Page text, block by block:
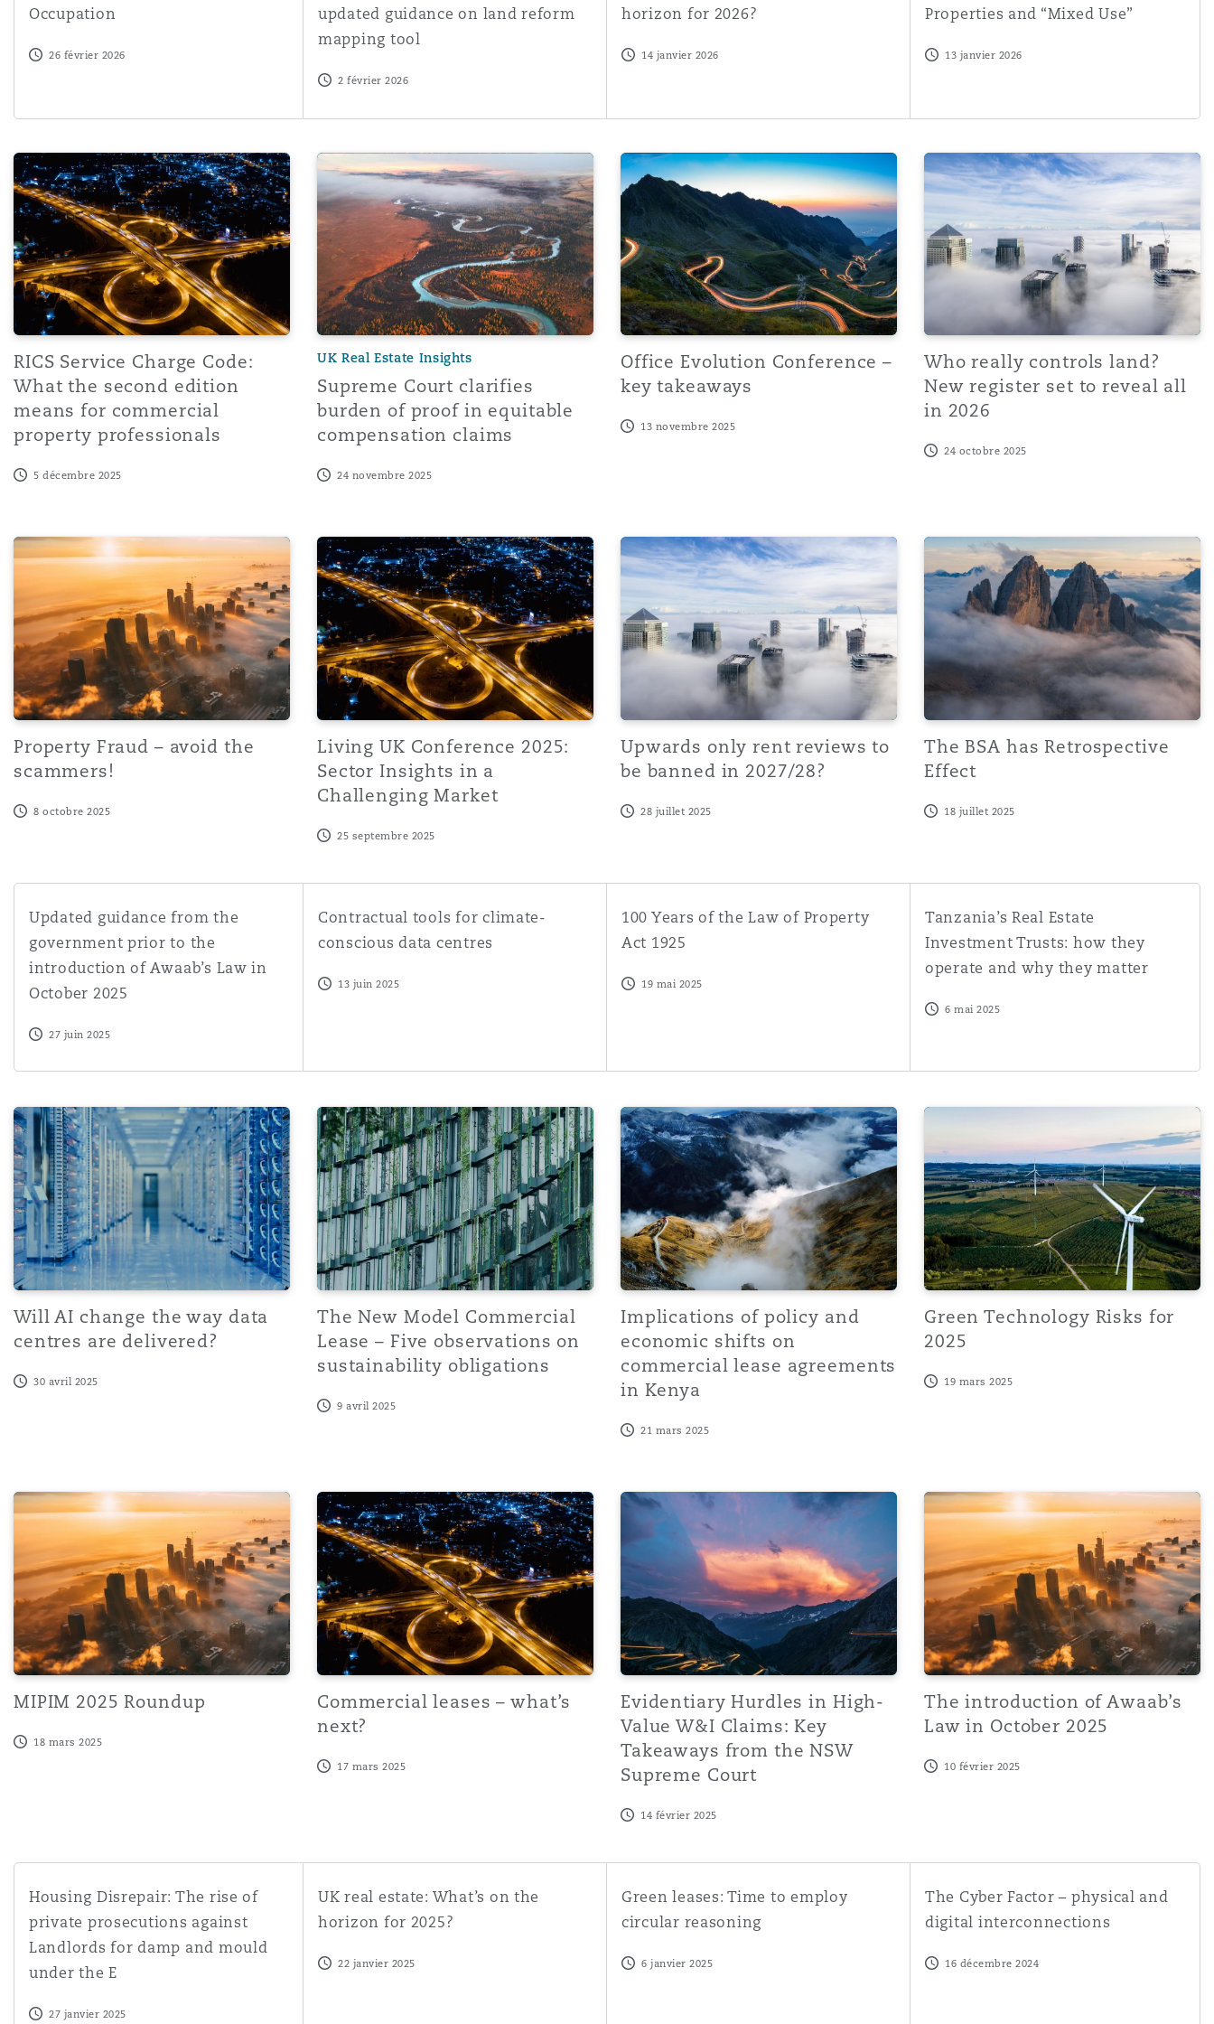
Menu
Assurance spécialisée
Phoenix
Toronto
Vancouver
Washington (D. C.)
Madrid
Milan
Munich
Newcastle
Paris
Occupation
26 février 2026
updated guidance on land reform
mapping tool
2 février 2026
horizon for 2026?
14 janvier 2026
Properties and “Mixed Use”
13 janvier 2026
RICS Service Charge Code: What the second edition means for commercial property professionals
RICS Service Charge Code:
What the second edition
means for commercial
property professionals
5 décembre 2025
Supreme Court clarifies burden of proof in equitable compensation claims
UK Real Estate Insights
Supreme Court clarifies
burden of proof in equitable
compensation claims
24 novembre 2025
Office Evolution Conference – key takeaways
Office Evolution Conference –
key takeaways
13 novembre 2025
Who really controls land? New register
Who really controls land?
New register set to reveal all
in 2026
24 octobre 2025
Property Fraud – avoid the scammers!
Property Fraud – avoid the
scammers!
8 octobre 2025
Living UK Conference 2025: Sector Insights in a Challenging Market
Living UK Conference 2025:
Sector Insights in a
Challenging Market
25 septembre 2025
Upwards only rent reviews to be banned in 2027/28?
Upwards only rent reviews to
be banned in 2027/28?
28 juillet 2025
The BSA has Retrospective Effect
The BSA has Retrospective
Effect
18 juillet 2025
Updated guidance from the
government prior to the
introduction of Awaab’s Law in
October 2025
27 juin 2025
Contractual tools for climate-
conscious data centres
13 juin 2025
100 Years of the Law of Property
Act 1925
19 mai 2025
Tanzania’s Real Estate
Investment Trusts: how they
operate and why they matter
6 mai 2025
Will AI change the way data centres are delivered?
Will AI change the way data
centres are delivered?
30 avril 2025
The New Model Commercial Lease – Five observations on sustainability obligations
The New Model Commercial
Lease – Five observations on
sustainability obligations
9 avril 2025
Implications of policy and economic shifts on commercial lease agreements in Kenya
Implications of policy and
economic shifts on
commercial lease agreements
in Kenya
21 mars 2025
Green Technology Risks for 2025
Green Technology Risks for
2025
19 mars 2025
MIPIM 2025 Roundup
MIPIM 2025 Roundup
18 mars 2025
Commercial leases – what’s next?
Commercial leases – what’s
next?
17 mars 2025
Evidentiary Hurdles in High-Value W&I Claims: Key Takeaways from the NSW
Evidentiary Hurdles in High-
Value W&I Claims: Key
Takeaways from the NSW
Supreme Court
14 février 2025
The introduction of Awaab’s Law in
The introduction of Awaab’s
Law in October 2025
10 février 2025
Housing Disrepair: The rise of
private prosecutions against
Landlords for damp and mould
under the E
27 janvier 2025
UK real estate: What’s on the
horizon for 2025?
22 janvier 2025
Green leases: Time to employ
circular reasoning
6 janvier 2025
The Cyber Factor – physical and
digital interconnections
16 décembre 2024